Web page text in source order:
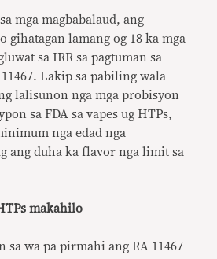
mga magbabalaud, ang
gihatagan lamang og 18 ka mga
sa IRR sa pagtuman sa
Lakip sa pabiling wala
lalisunon nga mga probisyon
sa FDA sa vapes ug HTPs,
nga edad nga
ang duha ka flavor nga limit sa
makahilo
sa wa pa pirmahi ang RA 11467